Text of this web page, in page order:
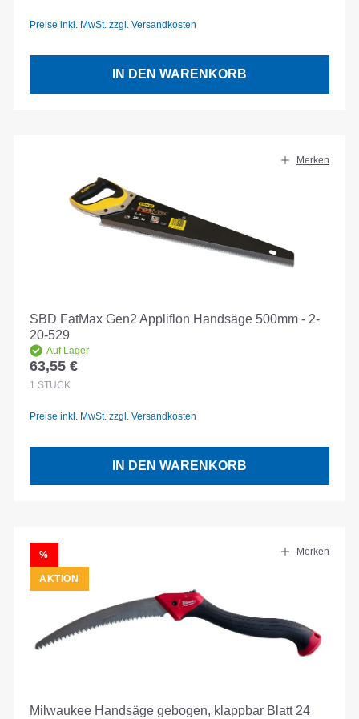
Preise inkl. MwSt. zzgl. Versandkosten
IN DEN WARENKORB
Merken
SBD FatMax Gen2 Appliflon Handsäge 500mm - 2-
20-529
Auf Lager
Regulärer Preis:
63,55 €
1 STÜCK
Preise inkl. MwSt. zzgl. Versandkosten
IN DEN WARENKORB
RABATT
%
AKTION
Merken
Milwaukee Handsäge gebogen, klappbar Blatt 24